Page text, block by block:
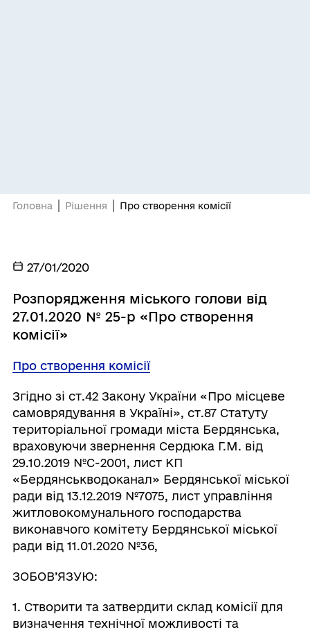
Головна Рішення Про створення комісії
27/01/2020
Розпорядження міського голови від
27.01.2020 № 25-р «Про створення
комісії»
Про створення комісії
Згідно зі ст.42 Закону України «Про місцеве
самоврядування в Україні», ст.87 Статуту
територіальної громади міста Бердянська,
враховуючи звернення Сердюка Г.М. від
29.10.2019 №С-2001, лист КП
«Бердянськводоканал» Бердянської міської
ради від 13.12.2019 №7075, лист управління
житловокомунального господарства
виконавчого комітету Бердянської міської
ради від 11.01.2020 №36,
ЗОБОВ’ЯЗУЮ:
1. Створити та затвердити склад комісії для
визначення технічної можливості та